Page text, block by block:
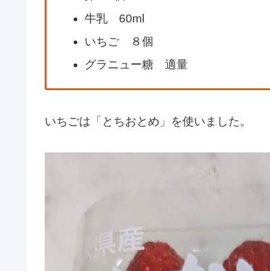
牛乳 60ml
いちご ８個
グラニュー糖 適量
いちごは「とちおとめ」を使いました。